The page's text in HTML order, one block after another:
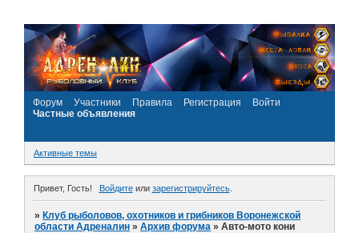
Форум Участники Правила Регистрация
Войти
Частные объявления
Активные темы
Привет, Гость! Войдитеили зарегистрируйтесь.
»Клуб рыболовов, охотников и грибников Воронежской
области Адреналин »Архив форума »Авто-мото кони